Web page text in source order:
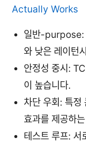
Actually Works
일반-purpose:
와 낮은 레이턴
안정성 중시:
이 높습니다.
차단 우회: 특정
효과를 제공하
테스트 루프: 서